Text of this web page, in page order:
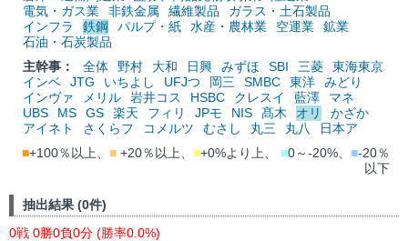
電気・ガス業
非鉄金属 繊維製品
ガラス・土石製品
インフラ
鉄鋼 パルプ・紙 水産・農林業 空運業
鉱業
石油・石炭製品
主幹事：
全体 野村 大和 日興 みずほ SBI 三菱
東海東京
インベ
JTG いちよし UFJつ 岡三 SMBC 東洋
みどり
インヴァ
メリル 岩井コス HSBC クレスイ 藍澤
マネ
UBS
MS GS 楽天 フィリ JPモ NIS 髙木 オリ
かざか
アイネト
さくらフ コメルツ むさし 丸三 丸八
日本ア
■+100％以上、 ■ +20％以上、 ■+0%より上、 ■0～-20%、 ■-20％
以下
抽出結果 (0件)
0戦 0勝0負0分 (勝率0.0%)